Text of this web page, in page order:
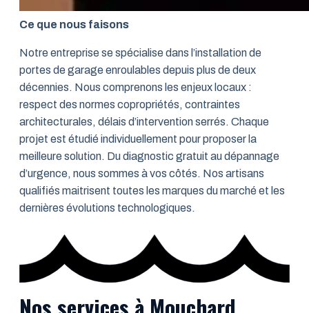
Ce que nous faisons
Notre entreprise se spécialise dans l’installation de
portes de garage enroulables depuis plus de deux
décennies. Nous comprenons les enjeux locaux :
respect des normes copropriétés, contraintes
architecturales, délais d’intervention serrés. Chaque
projet est étudié individuellement pour proposer la
meilleure solution. Du diagnostic gratuit au dépannage
d’urgence, nous sommes à vos côtés. Nos artisans
qualifiés maitrisent toutes les marques du marché et les
dernières évolutions technologiques.